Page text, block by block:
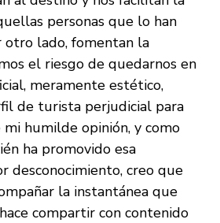
personas que lo han
otro lado, fomentan la
el riesgo de quedarnos en
meramente estético,
de turista perjudicial para
humilde opinión, y como
ha promovido esa
desconocimiento, creo que
la instantánea que
compartir con contenido